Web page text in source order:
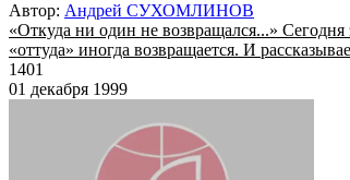
Автор: Андрей СУХОМЛИНОВ
«Откуда ни один не возвращался...»
«оттуда» иногда возвращается. И
1401
01 декабря 1999